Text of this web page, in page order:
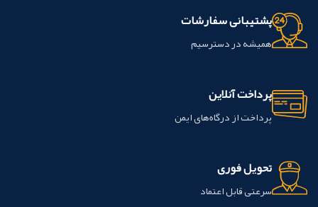
پشتیبانی سفارشات
همیشه در دسترسیم
پرداخت آنلاین
پرداخت از درگاه‌های ایمن
تحویل فوری
سرعتی قابل اعتماد